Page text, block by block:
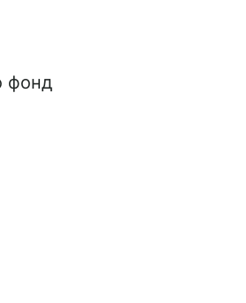
фонд